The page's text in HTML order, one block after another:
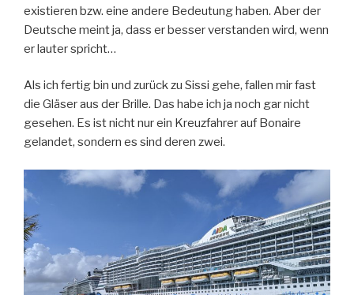
existieren bzw. eine andere Bedeutung haben. Aber der
Deutsche meint ja, dass er besser verstanden wird, wenn
er lauter spricht…
Als ich fertig bin und zurück zu Sissi gehe, fallen mir fast
die Gläser aus der Brille. Das habe ich ja noch gar nicht
gesehen. Es ist nicht nur ein Kreuzfahrer auf Bonaire
gelandet, sondern es sind deren zwei.